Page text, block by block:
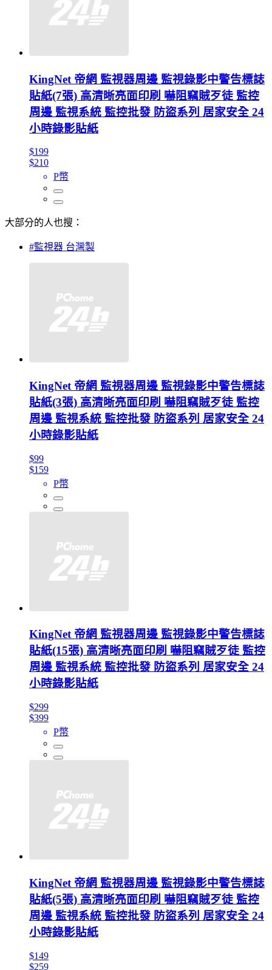
KingNet 帝網 監視器周邊 監視錄影中警告標誌
貼紙(7張) 高清晰亮面印刷 嚇阻竊賊歹徒 監控
周邊 監視系統 監控批發 防盜系列 居家安全 24
小時錄影貼紙
$199
$210
P幣
大部分的人也搜：
#監視器 台灣製
KingNet 帝網 監視器周邊 監視錄影中警告標誌
貼紙(3張) 高清晰亮面印刷 嚇阻竊賊歹徒 監控
周邊 監視系統 監控批發 防盜系列 居家安全 24
小時錄影貼紙
$99
$159
P幣
KingNet 帝網 監視器周邊 監視錄影中警告標誌
貼紙(15張) 高清晰亮面印刷 嚇阻竊賊歹徒 監控
周邊 監視系統 監控批發 防盜系列 居家安全 24
小時錄影貼紙
$299
$399
P幣
KingNet 帝網 監視器周邊 監視錄影中警告標誌
貼紙(5張) 高清晰亮面印刷 嚇阻竊賊歹徒 監控
周邊 監視系統 監控批發 防盜系列 居家安全 24
小時錄影貼紙
$149
$259